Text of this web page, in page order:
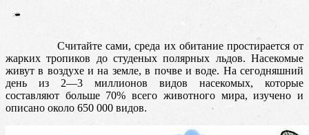
Считайте сами, среда их обитание простирается от
жарких тропиков до студеных полярных льдов. Насекомые
живут в воздухе и на земле, в почве и воде. На сегодняшний
день из 2—3 миллионов видов насекомых, которые
составляют больше 70% всего животного мира, изучено и
описано около 650 000 видов.